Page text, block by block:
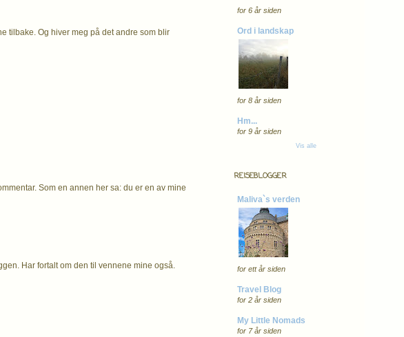
tilbake. Og hiver meg på det andre som blir
Som en annen her sa: du er en av mine
Har fortalt om den til vennene mine også.
for 6 år siden
Ord i landskap
for 8 år siden
Hm...
for 9 år siden
Vis alle
REISEBLOGGER
Maliva`s verden
for ett år siden
Travel Blog
for 2 år siden
My Little Nomads
for 7 år siden